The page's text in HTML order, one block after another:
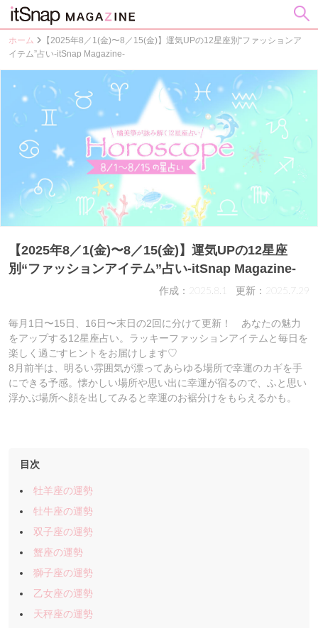
ホーム
【2025年8／1(金)〜8／15(金)】運気UPの12星座別“ファッションア
イテム”占い-itSnap Magazine-
【2025年8／1(金)〜8／15(金)】運気UPの12星座
別“ファッションアイテム”占い-itSnap Magazine-
作成：2025.8.1 更新：2025.7.29
毎月1日〜15日、16日〜末日の2回に分けて更新！ あなたの魅力
をアップする12星座占い。ラッキーファッションアイテムと毎日を
楽しく過ごすヒントをお届けします♡
8月前半は、明るい雰囲気が漂ってあらゆる場所で幸運のカギを手
にできる予感。懐かしい場所や思い出に幸運が宿るので、ふと思い
浮かぶ場所へ顔を出してみると幸運のお裾分けをもらえるかも。
目次
牡羊座の運勢
牡牛座の運勢
双子座の運勢
蟹座の運勢
獅子座の運勢
乙女座の運勢
天秤座の運勢